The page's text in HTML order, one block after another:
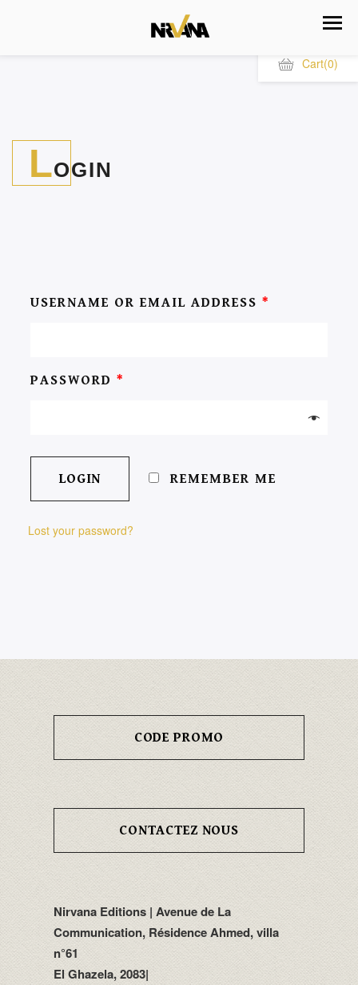
Cart(0)
LOGIN
USERNAME OR EMAIL ADDRESS *
PASSWORD *
REMEMBER ME
Lost your password?
CODE PROMO
CONTACTEZ NOUS
Nirvana Editions | Avenue de La
Communication, Résidence Ahmed, villa
n°61
El Ghazela, 2083|